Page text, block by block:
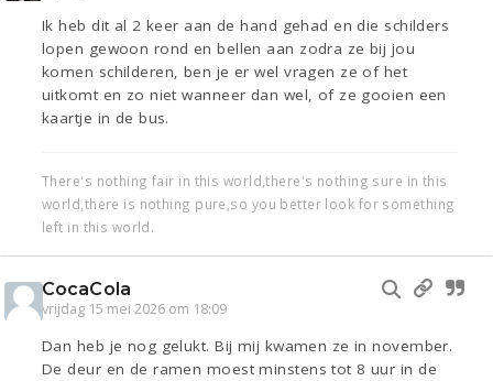
Ik heb dit al 2 keer aan de hand gehad en die schilders
lopen gewoon rond en bellen aan zodra ze bij jou
komen schilderen, ben je er wel vragen ze of het
uitkomt en zo niet wanneer dan wel, of ze gooien een
kaartje in de bus.
There's nothing fair in this world,there's nothing sure in this
world,there is nothing pure,so you better look for something
left in this world.
CocaCola
vrijdag 15 mei 2026 om 18:09
Dan heb je nog gelukt. Bij mij kwamen ze in november.
De deur en de ramen moest minstens tot 8 uur in de